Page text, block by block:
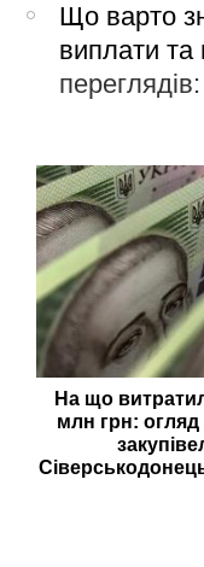
Що варто
виплати та
переглядів:
На що
млн грн: